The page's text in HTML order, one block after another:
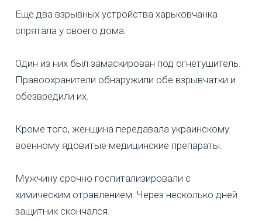
Еще два взрывных устройства харьковчанка
спрятала у своего дома.
Один из них был замаскирован под огнетушитель.
Правоохранители обнаружили обе взрывчатки и
обезвредили их.
Кроме того, женщина передавала украинскому
военному ядовитые медицинские препараты.
Мужчину срочно госпитализировали с
химическим отравлением. Через несколько дней
защитник скончался.